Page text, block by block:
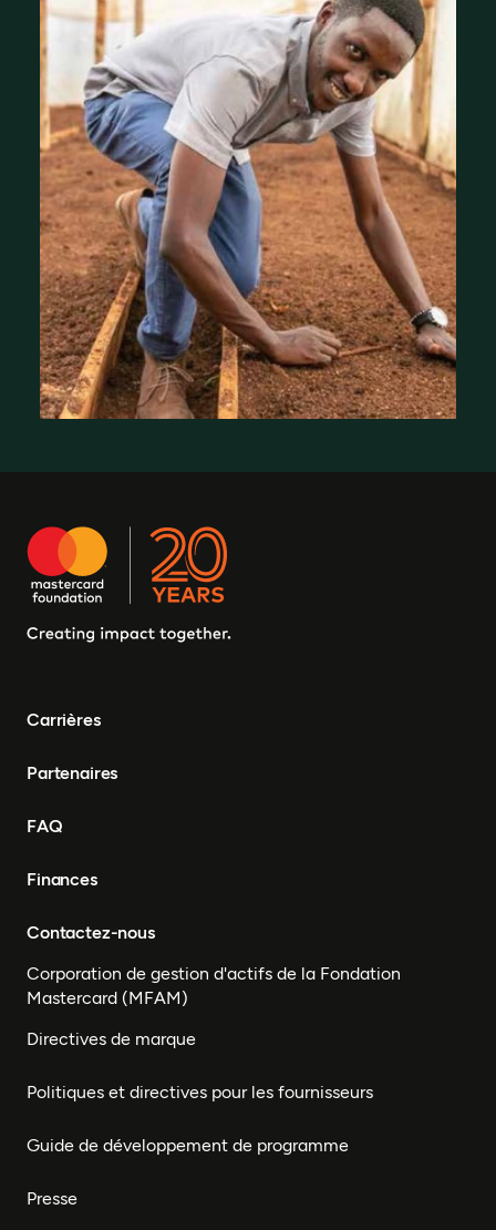
Carrières
Partenaires
FAQ
Finances
Contactez-nous
Corporation de gestion d'actifs de la Fondation
Mastercard (MFAM)
Directives de marque
Politiques et directives pour les fournisseurs
Guide de développement de programme
Presse